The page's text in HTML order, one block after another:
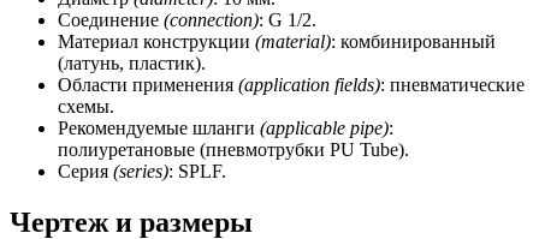
Соединение (connection): G 1/2.
Материал конструкции (material): комбинированный
(латунь, пластик).
Области применения (application fields): пневматические
схемы.
Рекомендуемые шланги (applicable pipe):
полиуретановые (пневмотрубки PU Tube).
Серия (series): SPLF.
Чертеж и размеры